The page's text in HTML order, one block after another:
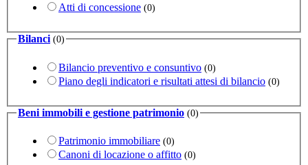
Atti di concessione (0)
Bilanci (0)
Bilancio preventivo e consuntivo (0)
Piano degli indicatori e risultati attesi di bilancio (0)
Beni immobili e gestione patrimonio (0)
Patrimonio immobiliare (0)
Canoni di locazione o affitto (0)